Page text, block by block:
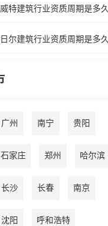
特建筑行业资质周期是多久
尔建筑行业资质周期是多久
广州 南宁 贵阳
石家庄 郑州 哈尔滨
长沙 长春 南京
沈阳 呼和浩特